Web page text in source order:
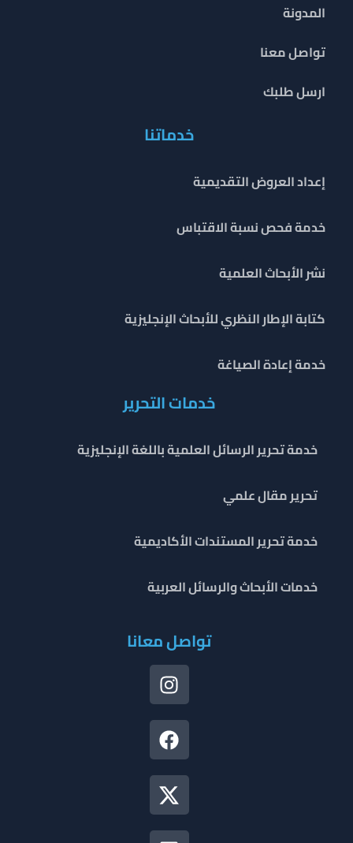
المدونة
تواصل معنا
ارسل طلبك
خدماتنا
إعداد العروض التقديمية
خدمة فحص نسبة الاقتباس
نشر الأبحاث العلمية
كتابة الإطار النظري للأبحاث الإنجليزية
خدمة إعادة الصياغة
خدمات التحرير
خدمة تحرير الرسائل العلمية باللغة الإنجليزية
تحرير مقال علمي
خدمة تحرير المستندات الأكاديمية
خدمات الأبحاث والرسائل العربية
تواصل معانا